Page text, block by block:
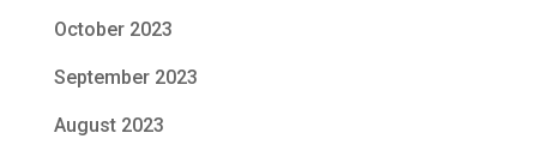
October 2023
September 2023
August 2023